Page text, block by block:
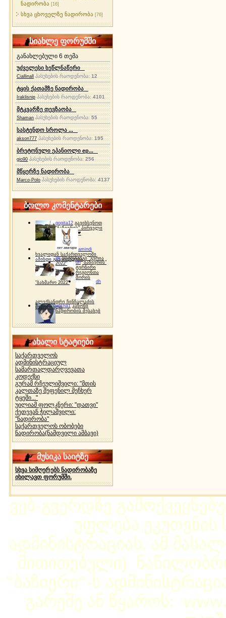
ნადირობა [16]
სხვა ცხოველზე ნადირობა [76]
სიახლე ფორუმში
განახლებული 6 თემა
უძველესი ხეწლნაწერი
Ciallinall პასუხების რაოდენობა:12
ტყის ქათამზე ნადირობა
Iraklisnip პასუხების რაოდენობა: 4101
მტკვარზე თევზაობა
Shaman პასუხების რაოდენობა:55
სასტენდო სროლა ...
akson777 პასუხების რაოდენობა:195
ბრეტონული ეპანიოლი ep...
gio90 პასუხების რაოდენობა:256
მწყერზე ნადირობა
Marco-Polo პასუხების რაოდენობა:4137
ბოლო კომენტარები
gogita12 გავიხსენოთ
"ბაზიერის" პირველი
ტურნირი ❤
amindi
ხვალიდან საქართველოში
ამინდი გაუარესდება
dh სპორტინგი "გურია
2022"
dh "ბაზიერის"
ტურნირი
რეგიონთა
შორის
"ბახმარო 2022"
dh
ალექსანდრე ჩინჩალაძის
მემორიალიgocha1 კანონი
ნადირობის შესახებ
ახალი სტატიები
საქართველოს
ადმინისტრაციულ
სამართალდარღვევათა
კოდექსი
გურამ რჩეულიშვილი: "მთის
კალთაზე შეფენილ მეჩხერ
ტყეში..."
უილიამ ფოლკნერი: "დათვი"
ქეთევან ჭილაშვილი:
"ნადირობა"
საქართველოს ობობები
ნადირობა(ნამდვილი ამბავი)
მუსიკა საიტზე
სხვა სიმღერებს ნადირობაზე
იხილავთ ფორუმში.
ვებ-გვერდზე
უფლება ეკუთვნის
ადმინისტრაციას. ამ
მითითებული)
"ბაზიერი"-ს
გარეშე ან წყაროს: